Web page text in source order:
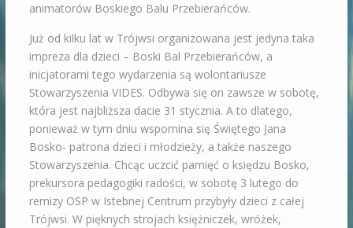
animatorów Boskiego Balu Przebierańców.
Już od kilku lat w Trójwsi organizowana jest jedyna taka
impreza dla dzieci – Boski Bal Przebierańców, a
inicjatorami tego wydarzenia są wolontariusze
Stowarzyszenia VIDES. Odbywa się on zawsze w sobotę,
która jest najbliższa dacie 31 stycznia. A to dlatego,
ponieważ w tym dniu wspomina się Świętego Jana
Bosko- patrona dzieci i młodzieży, a także naszego
Stowarzyszenia. Chcąc uczcić pamięć o księdzu Bosko,
prekursora pedagogiki radości, w sobotę 3 lutego do
remizy OSP w Istebnej Centrum przybyły dzieci z całej
Trójwsi. W pięknych strojach księżniczek, wróżek,